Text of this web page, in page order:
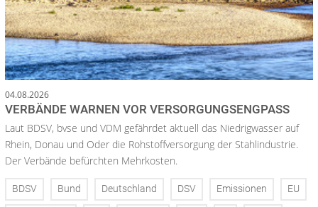
04.08.2026
VERBÄNDE WARNEN VOR VERSORGUNGSENGPASS
Laut BDSV, bvse und VDM gefährdet aktuell das Niedrigwasser auf
Rhein, Donau und Oder die Rohstoffversorgung der Stahlindustrie.
Der Verbände befürchten Mehrkosten.
BDSV Bund Deutschland DSV Emissionen EU